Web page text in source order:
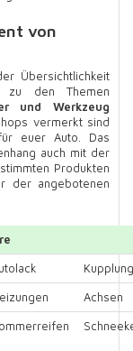
von
Übersichtlichkeit
zu den Themen
und Werkzeug
vermerkt sind
euer Auto. Das
auch mit der
Produkten
der angebotenen
Achsen